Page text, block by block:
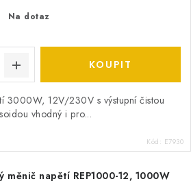
Na dotaz
3000W, 12V/230V s výstupní čistou
vhodný i pro...
Kód: E7930
měnič napětí REP1000-12, 1000W